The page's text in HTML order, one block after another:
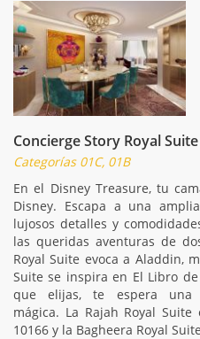
Concierge Story Royal
Categorías 01C, 01B
En el Disney Treasure, tu
Disney. Escapa a una
lujosos detalles y
las queridas aventuras de
Royal Suite evoca a Aladdin,
Suite se inspira en El Libro
que elijas, te espera una
mágica. La Rajah Royal
10166 y la Bagheera Royal